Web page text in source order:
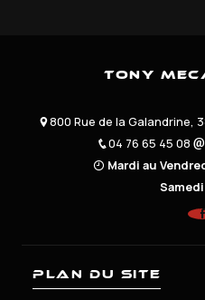
Tony
800 Rue de la Galandrine,
04 76 65 45 08
Mardi au
Samedi
Plan du site